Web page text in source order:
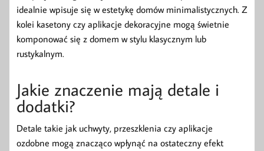
idealnie wpisuje się w estetykę domów minimalistycznych. Z
kolei kasetony czy aplikacje dekoracyjne mogą świetnie
komponować się z domem w stylu klasycznym lub
rustykalnym.
Jakie znaczenie mają detale i
dodatki?
Detale takie jak uchwyty, przeszklenia czy aplikacje
ozdobne mogą znacząco wpłynąć na ostateczny efekt